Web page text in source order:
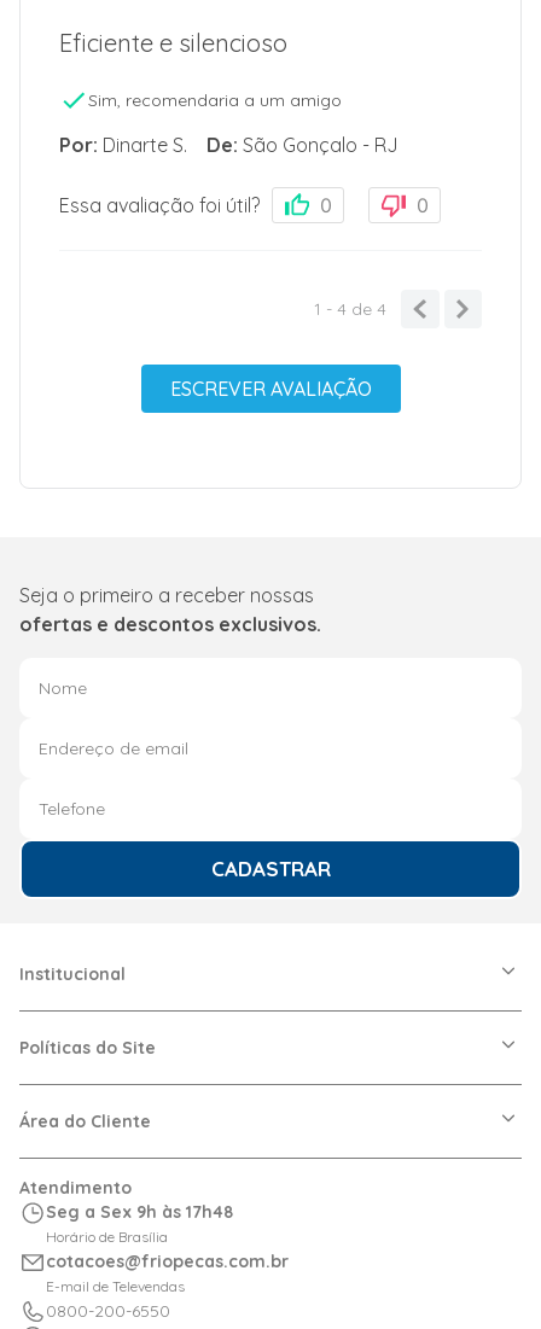
Eficiente e silencioso
Sim, recomendaria a um amigo
Por: Dinarte S. De: São Gonçalo - RJ
Essa avaliação foi útil? 0 0
1 - 4 de 4
ESCREVER AVALIAÇÃO
Seja o primeiro a receber nossas
ofertas e descontos exclusivos.
CADASTRAR
Institucional
Nossas Lojas
Dúvidas Frequentes
Políticas do Site
Política de Privacidade
Logística
Área do Cliente
Meus Pedidos
Calculadora de BTUs
Portal de Boletos
Orçamentos
Atendimento
Seg a Sex 9h às 17h48
Horário de Brasília
cotacoes@friopecas.com.br
E-mail de Televendas
0800-200-6550